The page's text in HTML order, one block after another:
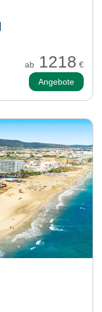
ab 1218 €
Angebote